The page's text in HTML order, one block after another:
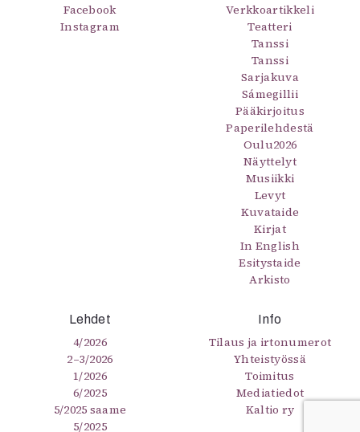
Facebook
Instagram
Verkkoartikkeli
Teatteri
Tanssi
Tanssi
Sarjakuva
Sámegillii
Pääkirjoitus
Paperilehdestä
Oulu2026
Näyttelyt
Musiikki
Levyt
Kuvataide
Kirjat
In English
Esitystaide
Arkisto
Lehdet
4/2026
2–3/2026
1/2026
6/2025
5/2025 saame
5/2025
Info
Tilaus ja irtonumerot
Yhteistyössä
Toimitus
Mediatiedot
Kaltio ry